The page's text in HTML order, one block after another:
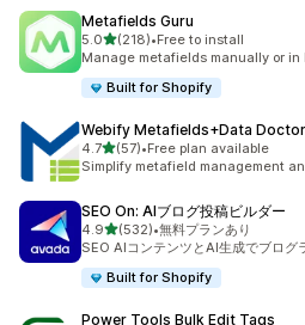
Metafields Guru
5.05つ星中
(218)
合計レビュー数：218件
•Free to install
Manage metafields manually or in
Built for Shopify
Webify Metafields+Data Doctor
4.75つ星中
(57)
合計レビュー数：57件
•Free plan available
Simplify metafield management
SEO On: AIブログ投稿ビルダー
4.95つ星中
(532)
合計レビュー数：532件
•無料プランあり
SEO AIコンテンツとAI生成でブログ
Built for Shopify
Power Tools Bulk Edit Tags